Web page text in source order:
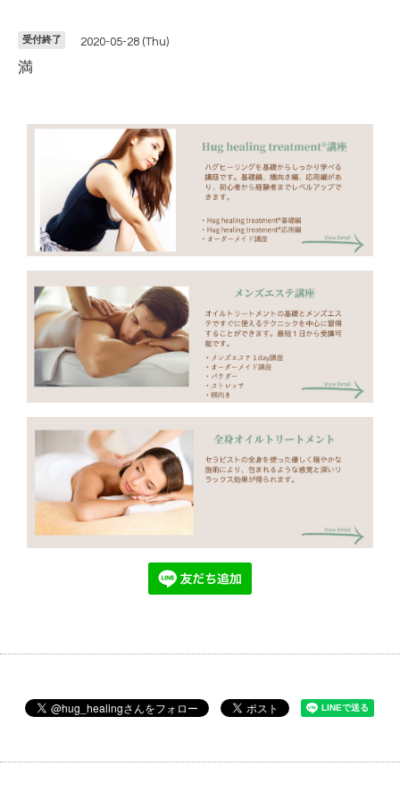
受付終了 2020-05-28 (Thu)
満